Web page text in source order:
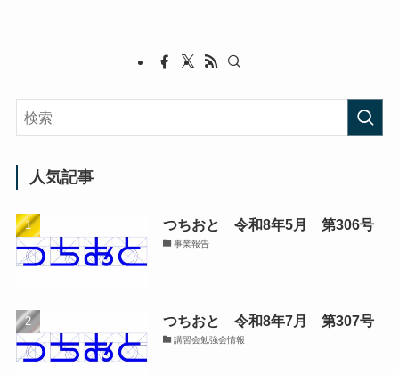
人気記事
つちおと 令和8年5月 第306号
事業報告
つちおと 令和8年7月 第307号
講習会勉強会情報